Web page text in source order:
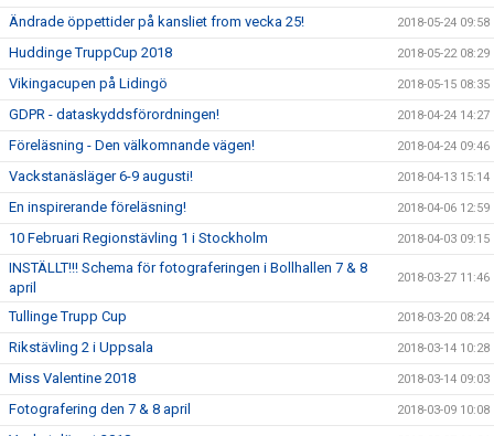
Ändrade öppettider på kansliet from vecka 25! 2018-05-24 09:58
Huddinge TruppCup 2018 2018-05-22 08:29
Vikingacupen på Lidingö 2018-05-15 08:35
GDPR - dataskyddsförordningen! 2018-04-24 14:27
Föreläsning - Den välkomnande vägen! 2018-04-24 09:46
Vackstanäsläger 6-9 augusti! 2018-04-13 15:14
En inspirerande föreläsning! 2018-04-06 12:59
10 Februari Regionstävling 1 i Stockholm 2018-04-03 09:15
INSTÄLLT!!! Schema för fotograferingen i Bollhallen 7 & 8
april
2018-03-27 11:46
Tullinge Trupp Cup 2018-03-20 08:24
Rikstävling 2 i Uppsala 2018-03-14 10:28
Miss Valentine 2018 2018-03-14 09:03
Fotografering den 7 & 8 april 2018-03-09 10:08